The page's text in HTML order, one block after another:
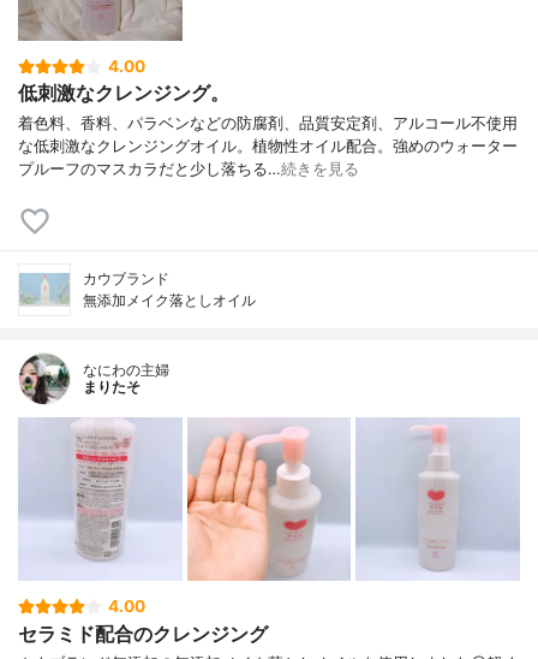
4.00
低刺激なクレンジング。
着色料、香料、パラベンなどの防腐剤、品質安定剤、アルコール不使用
な低刺激なクレンジングオイル。植物性オイル配合。強めのウォーター
プルーフのマスカラだと少し落ちる…続きを見る
カウブランド
無添加メイク落としオイル
なにわの主婦
まりたそ
4.00
セラミド配合のクレンジング